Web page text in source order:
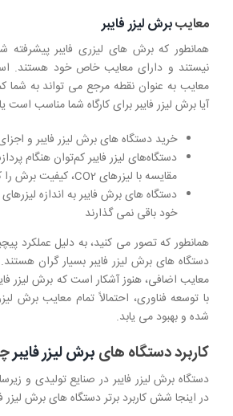
معایببرش لیزر فایبر
همانطور که برش های لیزری فایبر پیشرفته
نیستند و دارای معایب خاص خود هستند.
معایب به عنوان نقطه مرجع می تواند به شما
آیا برش لیزر فایبر برای کارگاه شما مناسب است
خرید دستگاه های برش لیزر فایبر و
دستگاه‌های لیزر فایبر کم‌توان هنگام
مقایسه با لیزرهای CO2، کیفیت برش را کاهش می‌دهند.
خود باقی نمی گذارند
همانطور که تصور می کنید، به دلیل عملکرد
دستگاه های برش لیزر فایبر بسیار گران
معایب اضافی، هنوز آشکار است که برش لیزر
با توسعه فناوری، احتمالاً تمام معایب برش
شده و بهبود می یابد.
کاربرد دستگاه های برش لیزر فایبر
دستگاه برش لیزر فایبر در صنایع تولیدی و
در اینجا شش کاربرد برتر دستگاه های برش